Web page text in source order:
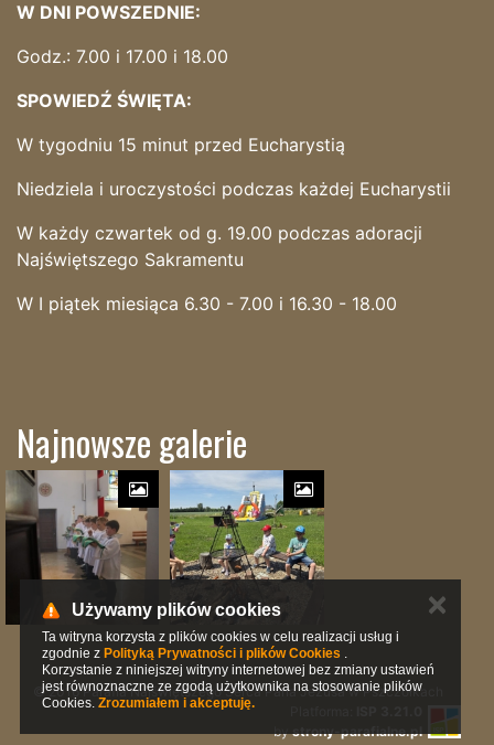
W DNI POWSZEDNIE:
Godz.: 7.00 i 17.00 i 18.00
SPOWIEDŹ ŚWIĘTA:
W tygodniu 15 minut przed Eucharystią
Niedziela i uroczystości podczas każdej Eucharystii
W każdy czwartek od g. 19.00 podczas adoracji
Najświętszego Sakramentu
W I piątek miesiąca 6.30 - 7.00 i 16.30 - 18.00
Najnowsze galerie
© 2016 Parafia Najświętszego Serca Pana Jezusa w Pszczółkach
bystrony-parafialne.pl
Używamy plików cookies
Ta witryna korzysta z plików cookies w celu realizacji usług i
zgodnie z Polityką Prywatności i plików Cookies .
Korzystanie z niniejszej witryny internetowej bez zmiany ustawień
jest równoznaczne ze zgodą użytkownika na stosowanie plików
Cookies. Zrozumiałem i akceptuję.
✕